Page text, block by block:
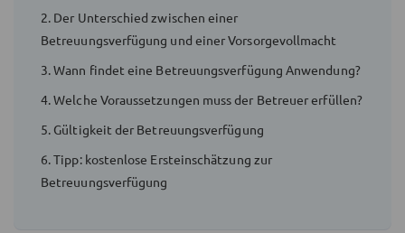
2. Der Unterschied zwischen einer
Betreuungsverfügung und einer Vorsorgevollmacht
3. Wann findet eine Betreuungsverfügung Anwendung?
4. Welche Voraussetzungen muss der Betreuer erfüllen?
5. Gültigkeit der Betreuungsverfügung
6. Tipp: kostenlose Ersteinschätzung zur
Betreuungsverfügung